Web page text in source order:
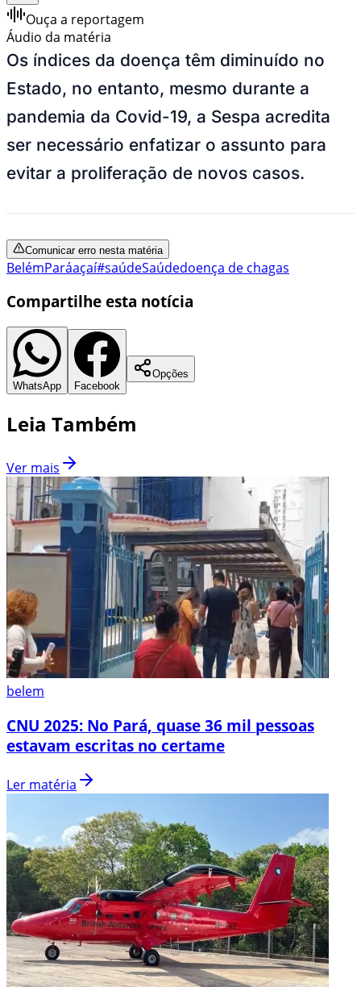
Ouça a reportagem
Áudio da matéria
Os índices da doença têm diminuído no
Estado, no entanto, mesmo durante a
pandemia da Covid-19, a Sespa acredita
ser necessário enfatizar o assunto para
evitar a proliferação de novos casos.
Comunicar erro nesta matéria
BelémParáaçaí#saúdeSaúdedoença de chagas
Compartilhe esta notícia
WhatsApp Facebook
Opções
Leia Também
Ver mais
belem
CNU 2025: No Pará, quase 36 mil pessoas
estavam escritas no certame
Ler matéria